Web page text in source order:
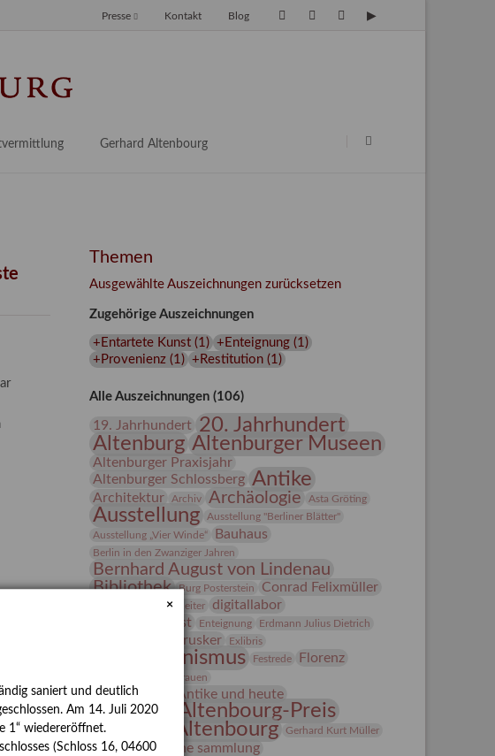
Blog
Kontakt
Presse
Gerhard Altenbourg
Themen
Ausgewählte Auszeichnungen zurücksetzen
Zugehörige Auszeichnungen
+Entartete Kunst(1 ) +Enteignung(1 )
+Provenienz(1 ) +Restitution(1 )
Alle Auszeichnungen (106)
19. Jahrhundert 20. Jahrhundert
Altenburg Altenburger Museen
Altenburger Praxisjahr
Altenburger Schlossberg Antike
Architektur Archiv Archäologie Asta Gröting
Ausstellung
Ausstellung "Berliner Blätter"
Ausstellung „Vier Winde“
Bauhaus
Berlin in den Zwanziger Jahren
Bernhard August von Lindenau
Bibliothek
Burg Posterstein Conrad Felixmüller
Der Blaue Reiter
digitallabor
Entartete Kunst
Enteignung
Erdmann Julius Dietrich
estrusker Exlibris
Expressionismus Festrede Florenz
frauen
Frauen in der Antike und heute
Gerhard-Altenbourg-Preis
Gerhard Altenbourg
Gerhard Kurt Müller
Grafik grafische sammlung
×
saniert und deutlich
Am 14. Juli 2020
1“ wiedereröffnet.
(Schloss 16, 04600